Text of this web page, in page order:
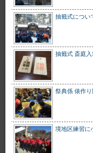
抽籤式につい
抽籤式 斎庭
祭典係 俵作
境地区練習に